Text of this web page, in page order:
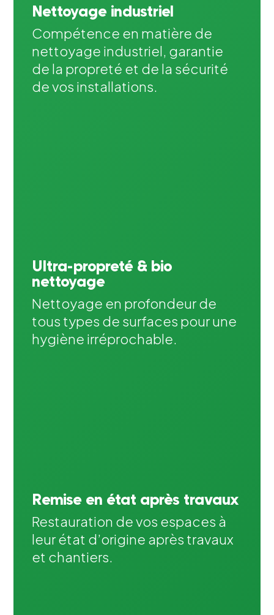
Nettoyage industriel
Compétence en matière de
nettoyage industriel, garantie
de la propreté et de la sécurité
de vos installations.
Ultra-propreté & bio
nettoyage
Nettoyage en profondeur de
tous types de surfaces pour une
hygiène irréprochable.
Remise en état après travaux
Restauration de vos espaces à
leur état d’origine après travaux
et chantiers.